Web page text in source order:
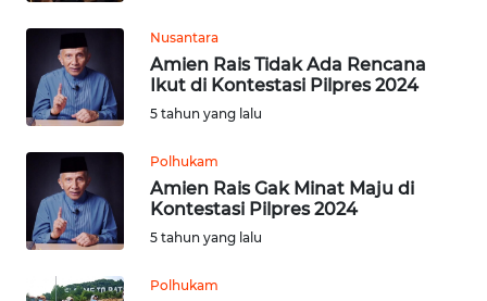
Nusantara
Amien Rais Tidak Ada Rencana
Ikut di Kontestasi Pilpres 2024
5 tahun yang lalu
Polhukam
Amien Rais Gak Minat Maju di
Kontestasi Pilpres 2024
5 tahun yang lalu
Polhukam
WN
KALTENG
WN
KALTARA
WN
KALSEL
WN